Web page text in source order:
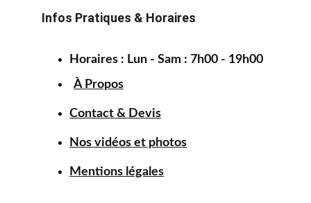
Infos Pratiques & Horaires
Horaires : Lun - Sam : 7h00 - 19h00
À Propos
Contact & Devis
Nos vidéos et photos
Mentions légales